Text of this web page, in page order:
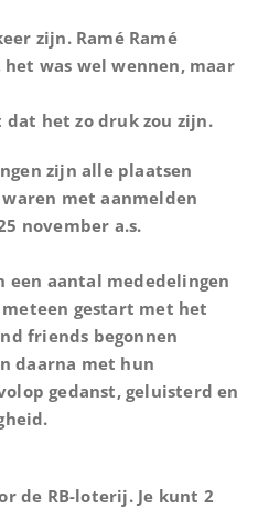
zijn. Ramé Ramé
het was wel wennen, maar
het zo druk zou zijn.
zijn alle plaatsen
met aanmelden
november a.s.
een aantal mededelingen
gestart met het
friends begonnen
daarna met hun
gedanst, geluisterd en
de RB-loterij. Je kunt 2